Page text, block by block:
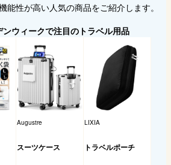
能性が高い人気の商品をご紹介します。
ウィークで注目のトラベル用品
Augustre LIXIA
スーツケース
トラベルポーチ